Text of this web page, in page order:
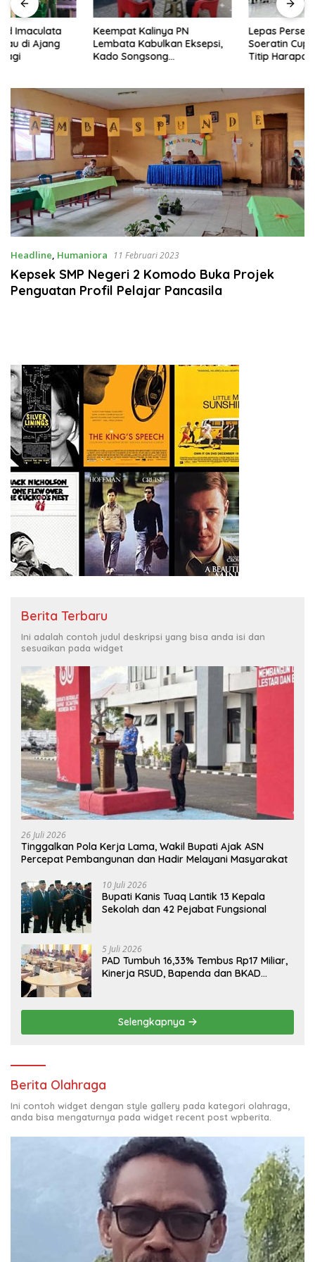
Keempat Kalinya PN
Lembata Kabulkan Eksepsi,
Kado Songsong
Lepas Persebata U-17 ke
Soeratin Cup, Wakil Bupati
Titip Harapan dan Harga Diri
Headline, Humaniora 11 Februari 2023
Kepsek SMP Negeri 2 Komodo Buka Projek
Penguatan Profil Pelajar Pancasila
Berita Terbaru
Ini adalah contoh judul deskripsi yang bisa anda isi dan
sesuaikan pada widget
26 Juli 2026
Tinggalkan Pola Kerja Lama, Wakil Bupati Ajak ASN
Percepat Pembangunan dan Hadir Melayani Masyarakat
10 Juli 2026
Bupati Kanis Tuaq Lantik 13 Kepala
Sekolah dan 42 Pejabat Fungsional
5 Juli 2026
PAD Tumbuh 16,33% Tembus Rp17 Miliar,
Kinerja RSUD, Bapenda dan BKAD
Selengkapnya
Berita Olahraga
Ini contoh widget dengan style gallery pada kategori olahraga,
anda bisa mengaturnya pada widget recent post wpberita.